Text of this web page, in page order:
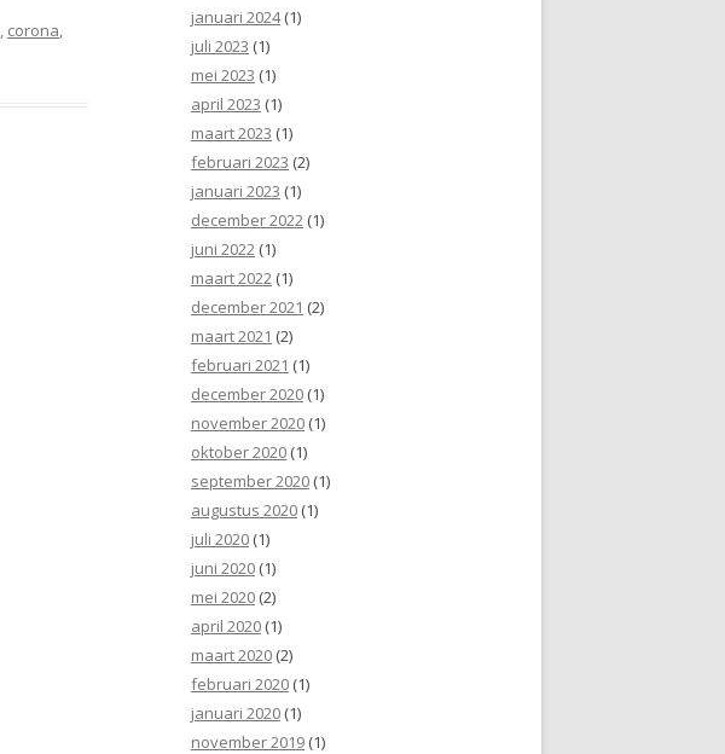
, corona,
januari 2024(1)
juli 2023 (1)
mei 2023 (1)
april 2023 (1)
maart 2023 (1)
februari 2023 (2)
januari 2023 (1)
december 2022 (1)
juni 2022 (1)
maart 2022 (1)
december 2021 (2)
maart 2021 (2)
februari 2021 (1)
december 2020 (1)
november 2020 (1)
oktober 2020 (1)
september 2020 (1)
augustus 2020 (1)
juli 2020 (1)
juni 2020 (1)
mei 2020 (2)
april 2020 (1)
maart 2020 (2)
februari 2020 (1)
januari 2020 (1)
november 2019 (1)